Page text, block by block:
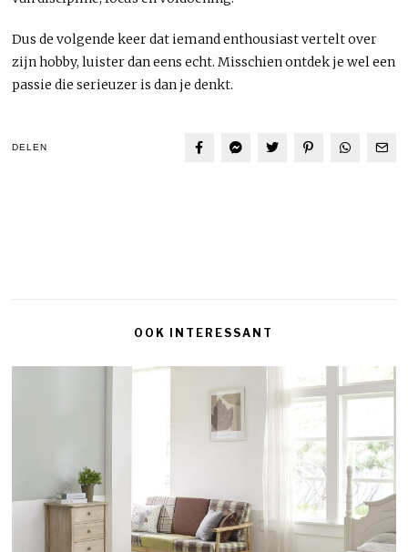
Dus de volgende keer dat iemand enthousiast vertelt over
zijn hobby, luister dan eens echt. Misschien ontdek je wel een
passie die serieuzer is dan je denkt.
DELEN
OOK INTERESSANT